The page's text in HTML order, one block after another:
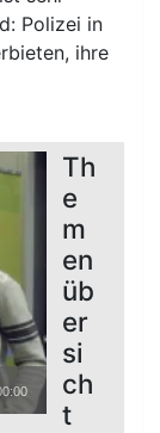
Polizei in
ihre
Th
e
m
en
üb
er
si
ch
t